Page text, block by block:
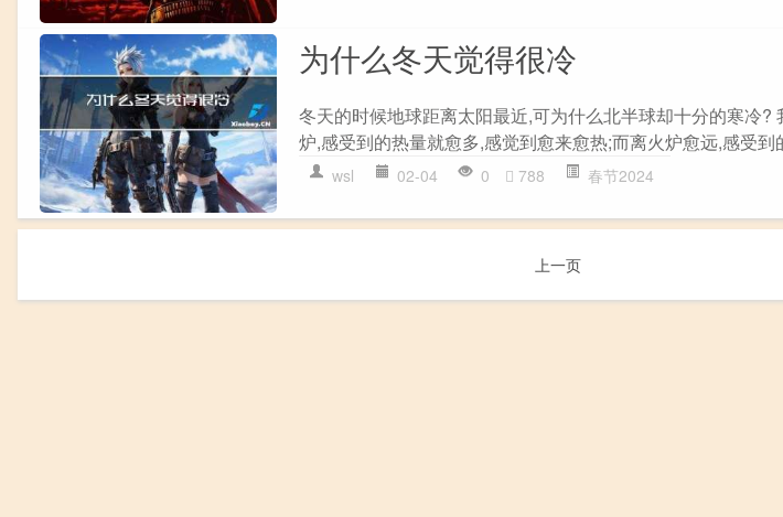
为什么冬天觉得很冷
冬天的时候地球距离太阳最近,可为什么北半球却十分的寒冷?
炉,感受到的热量就愈多,感觉到愈来愈热;而离火炉愈远,感受到
wsl 02-04 0 788 春节2024
上一页